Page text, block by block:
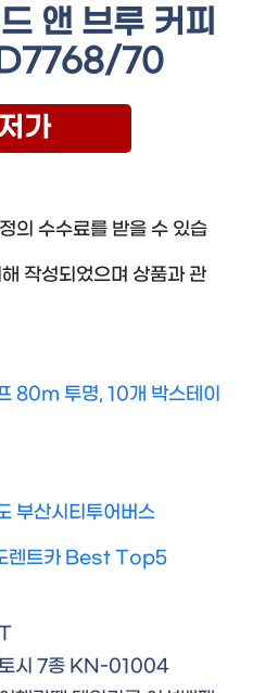
앤 브루 커피
70
가
의 수수료를 받을 수 있습
작성되었으며 상품과 관
80m 투명, 10개 박스테이
부산시티투어버스
렌트카 Best Top5
토시 7종 KN-01004